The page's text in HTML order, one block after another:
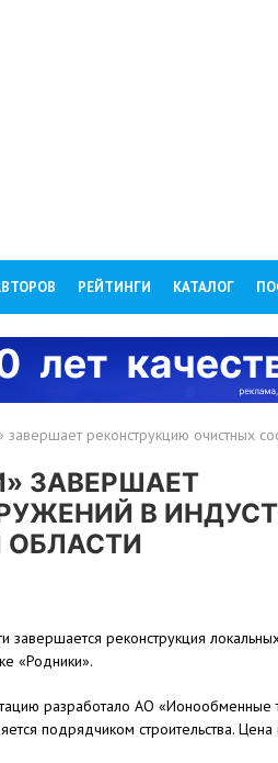
РЕЙТИНГИ КАТАЛОГ
реконструкцию очистных
ЗАВЕРШАЕТ
В
ОБЛАСТИ
завершается реконструкция
«Родники».
разработало АО «Ионообменные
подрядчиком строительства.